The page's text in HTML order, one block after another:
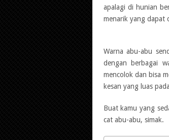
apalagi di hunian
menarik yang dapat
Warna abu-abu
dengan berbagai
mencolok dan bisa
kesan yang luas
Buat kamu yang
cat abu-abu, simak.